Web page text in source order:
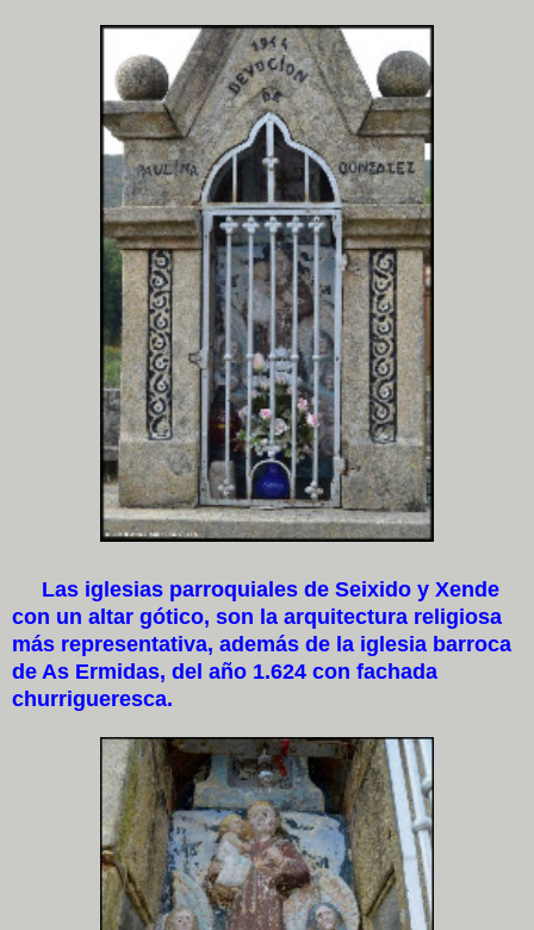
Las iglesias parroquiales de Seixido y Xende
con un altar gótico, son la arquitectura religiosa
más representativa, además de la iglesia barroca
de As Ermidas, del año 1.624 con fachada
churrigueresca.